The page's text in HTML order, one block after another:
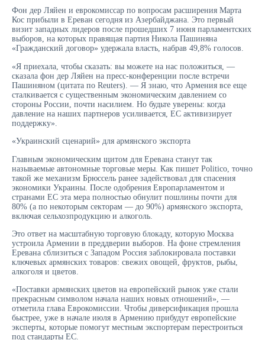
Фон дер Ляйен и еврокомиссар по вопросам расширения Марта
Кос прибыли в Ереван сегодня из Азербайджана. Это первый
визит западных лидеров после прошедших 7 июня парламентских
выборов, на которых правящая партия Никола Пашиняна
«Гражданский договор» удержала власть, набрав 49,8% голосов.
«Я приехала, чтобы сказать: вы можете на нас положиться, —
сказала фон дер Ляйен на пресс-конференции после встречи
Пашиняном (цитата по Reuters). — Я знаю, что Армения все еще
сталкивается с существенным экономическим давлением со
стороны России, почти насилием. Но будьте уверены: когда
давление на наших партнеров усиливается, ЕС активизирует
поддержку».
«Украинский сценарий» для армянского экспорта
Главным экономическим щитом для Еревана станут так
называемые автономные торговые меры. Как пишет Politico, точно
такой же механизм Брюссель ранее задействовал для спасения
экономики Украины. После одобрения Европарламентом и
странами ЕС эта мера полностью обнулит пошлины почти для
80% (а по некоторым секторам — до 90%) армянского экспорта,
включая сельхозпродукцию и алкоголь.
Это ответ на масштабную торговую блокаду, которую Москва
устроила Армении в преддверии выборов. На фоне стремления
Еревана сблизиться с Западом Россия заблокировала поставки
ключевых армянских товаров: свежих овощей, фруктов, рыбы,
алкоголя и цветов.
«Поставки армянских цветов на европейский рынок уже стали
прекрасным символом начала наших новых отношений», —
отметила глава Еврокомиссии. Чтобы диверсификация прошла
быстрее, уже в начале июля в Армению прибудут европейские
эксперты, которые помогут местным экспортерам перестроиться
под стандарты ЕС.